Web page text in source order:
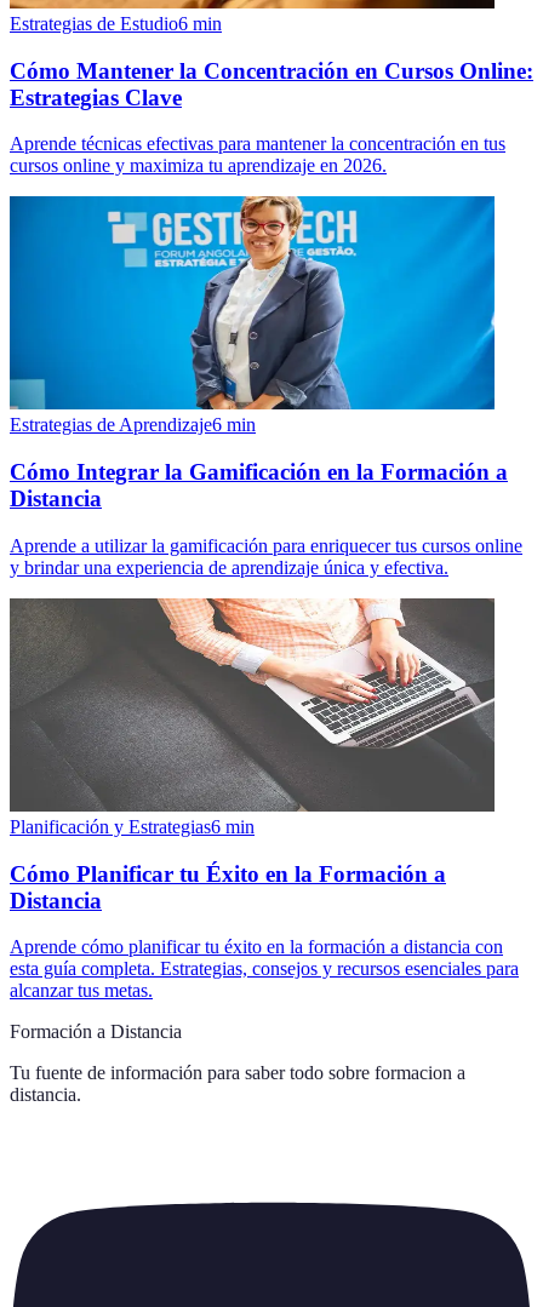
Estrategias de Estudio6 min
Cómo Mantener la Concentración en Cursos Online:
Estrategias Clave
Aprende técnicas efectivas para mantener la concentración en tus
cursos online y maximiza tu aprendizaje en 2026.
Estrategias de Aprendizaje6 min
Cómo Integrar la Gamificación en la Formación a
Distancia
Aprende a utilizar la gamificación para enriquecer tus cursos online
y brindar una experiencia de aprendizaje única y efectiva.
Planificación y Estrategias6 min
Cómo Planificar tu Éxito en la Formación a
Distancia
Aprende cómo planificar tu éxito en la formación a distancia con
esta guía completa. Estrategias, consejos y recursos esenciales para
alcanzar tus metas.
Formación a Distancia
Tu fuente de información para saber todo sobre formacion a
distancia.